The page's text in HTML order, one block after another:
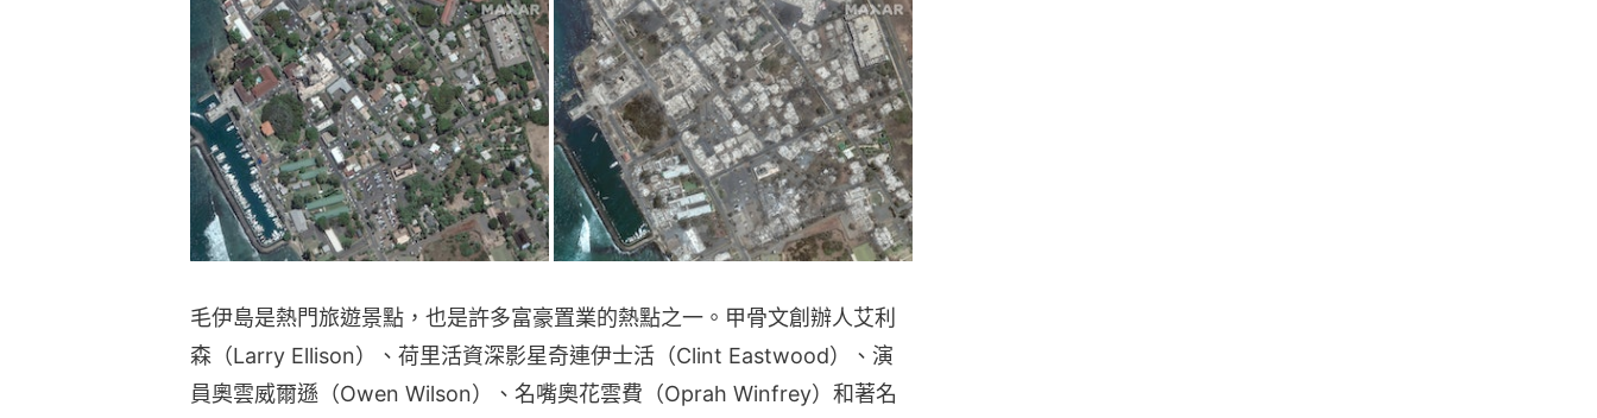
毛伊島是熱門旅遊景點，也是許多富豪置業的熱點之一。甲骨文創辦人艾利
森（Larry Ellison）、荷里活資深影星奇連伊士活（Clint Eastwood）、演
員奧雲威爾遜（Owen Wilson）、名嘴奧花雲費（Oprah Winfrey）和著名